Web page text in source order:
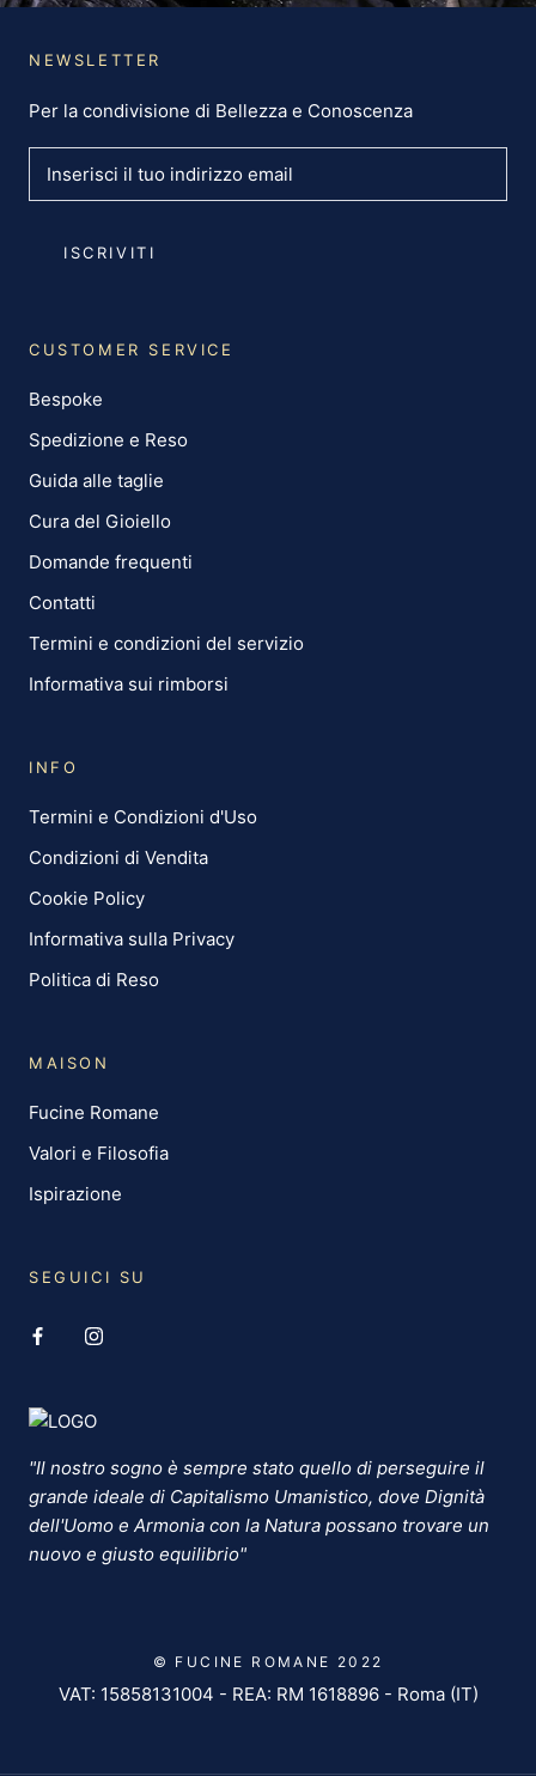
NEWSLETTER
Per la condivisione di Bellezza e Conoscenza
ISCRIVITI
CUSTOMER SERVICE
Bespoke
Spedizione e Reso
Guida alle taglie
Cura del Gioiello
Domande frequenti
Contatti
Termini e condizioni del servizio
Informativa sui rimborsi
INFO
Termini e Condizioni d'Uso
Condizioni di Vendita
Cookie Policy
Informativa sulla Privacy
Politica di Reso
MAISON
Fucine Romane
Valori e Filosofia
Ispirazione
SEGUICI SU
"Il nostro sogno è sempre stato quello di perseguire il
grande ideale di Capitalismo Umanistico, dove Dignità
dell'Uomo e Armonia con la Natura possano trovare un
nuovo e giusto equilibrio"
© FUCINE ROMANE 2022
VAT: 15858131004 - REA: RM 1618896 - Roma (IT)